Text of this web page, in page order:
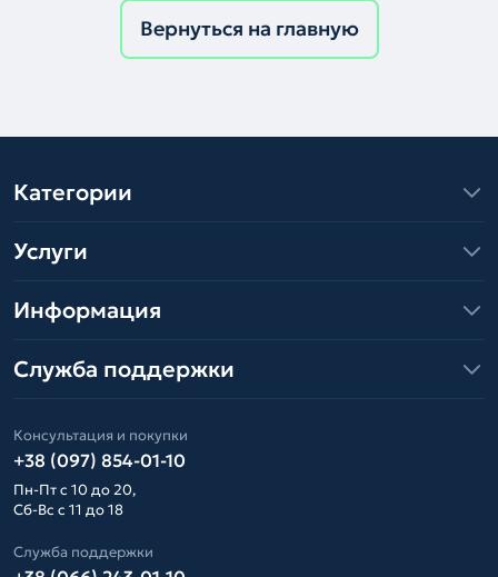
Вернуться на главную
Категории
Услуги
Информация
Служба поддержки
Консультация и покупки
+38 (097) 854-01-10
Пн-Пт с 10 до 20,
Сб-Вс с 11 до 18
Служба поддержки